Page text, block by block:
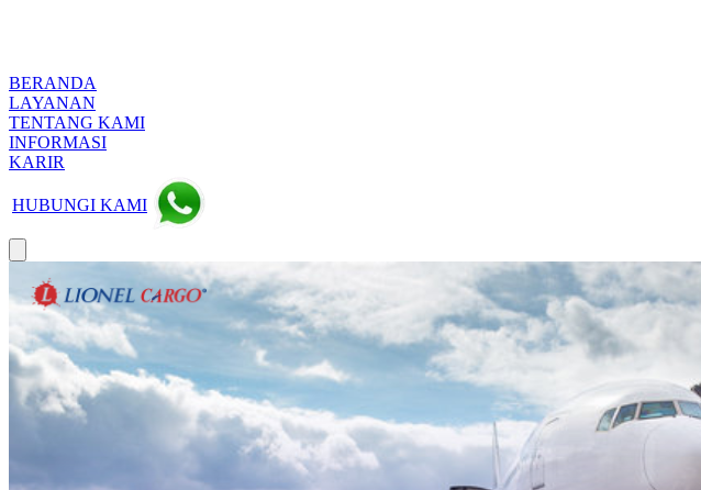
BERANDA
LAYANAN
TENTANG KAMI
INFORMASI
KARIR
HUBUNGI KAMI